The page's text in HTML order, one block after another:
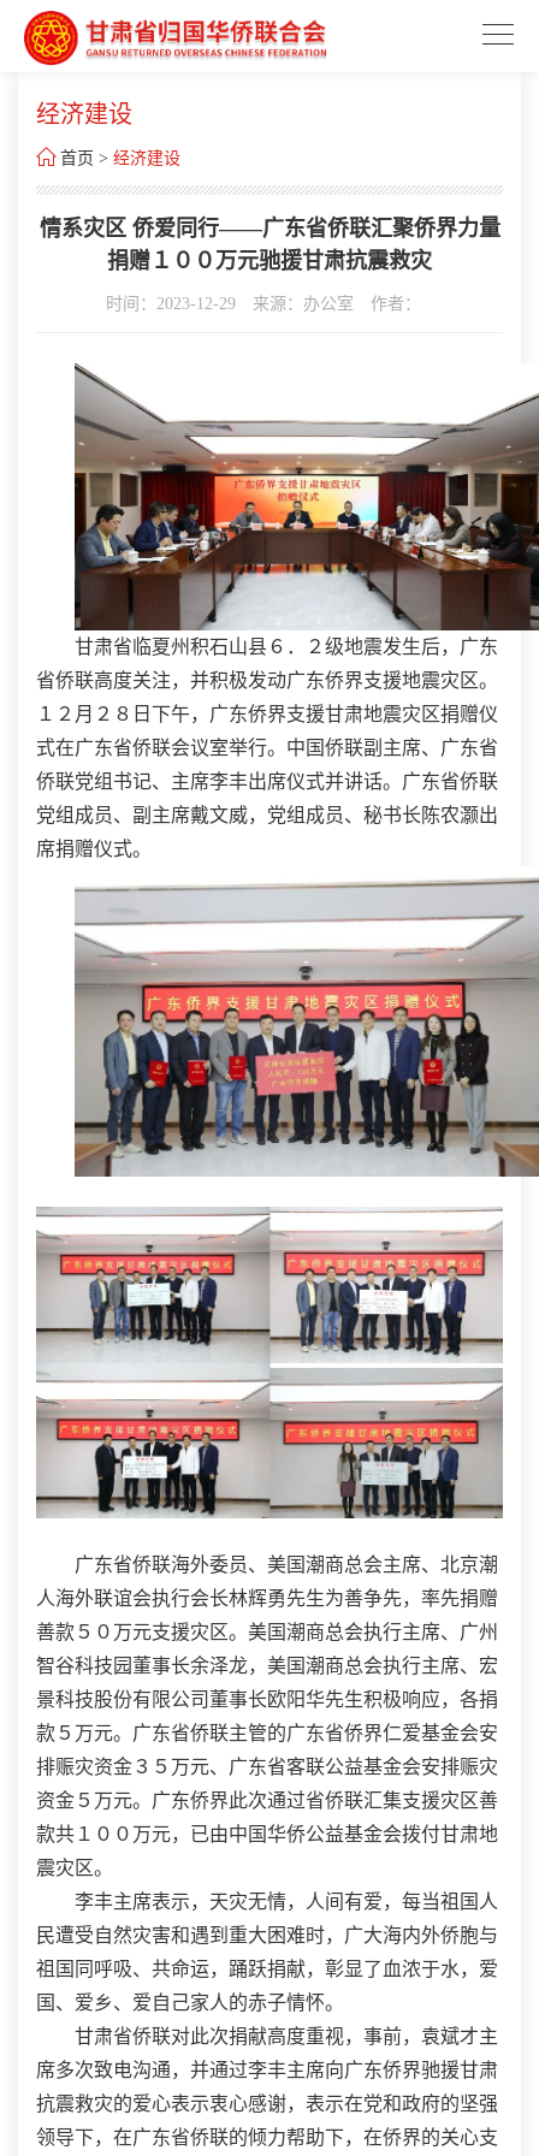
经济建设
 首页 > 经济建设
情系灾区 侨爱同行——广东省侨联汇聚侨界力量
捐赠１００万元驰援甘肃抗震救灾
时间：2023-12-29 来源：办公室 作者：
甘肃省临夏州积石山县６．２级地震发生后，广东
省侨联高度关注，并积极发动广东侨界支援地震灾区。
１２月２８日下午，广东侨界支援甘肃地震灾区捐赠仪
式在广东省侨联会议室举行。中国侨联副主席、广东省
侨联党组书记、主席李丰出席仪式并讲话。广东省侨联
党组成员、副主席戴文威，党组成员、秘书长陈农灏出
席捐赠仪式。
广东省侨联海外委员、美国潮商总会主席、北京潮
人海外联谊会执行会长林辉勇先生为善争先，率先捐赠
善款５０万元支援灾区。美国潮商总会执行主席、广州
智谷科技园董事长余泽龙，美国潮商总会执行主席、宏
景科技股份有限公司董事长欧阳华先生积极响应，各捐
款５万元。广东省侨联主管的广东省侨界仁爱基金会安
排赈灾资金３５万元、广东省客联公益基金会安排赈灾
资金５万元。广东侨界此次通过省侨联汇集支援灾区善
款共１００万元，已由中国华侨公益基金会拨付甘肃地
震灾区。
李丰主席表示，天灾无情，人间有爱，每当祖国人
民遭受自然灾害和遇到重大困难时，广大海内外侨胞与
祖国同呼吸、共命运，踊跃捐献，彰显了血浓于水，爱
国、爱乡、爱自己家人的赤子情怀。
甘肃省侨联对此次捐献高度重视，事前，袁斌才主
席多次致电沟通，并通过李丰主席向广东侨界驰援甘肃
抗震救灾的爱心表示衷心感谢，表示在党和政府的坚强
领导下，在广东省侨联的倾力帮助下，在侨界的关心支